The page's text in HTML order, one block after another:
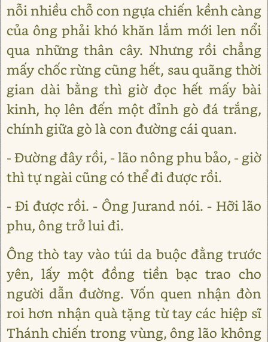
nỗi nhiều chỗ con ngựa chiến kềnh càng
của ông phải khó khăn lắm mới len nổi
qua những thân cây. Nhưng rồi chẳng
mấy chốc rừng cũng hết, sau quãng thời
gian dài bằng thì giờ đọc hết mấy bài
kinh, họ lên đến một đỉnh gò đá trắng,
chính giữa gò là con đường cái quan.
- Đường đây rồi, - lão nông phu bảo, - giờ
thì tự ngài cũng có thể đi được rồi.
- Đi được rồi. - Ông Jurand nói. - Hỡi lão
phu, ông trở lui đi.
Ông thò tay vào túi da buộc đằng trước
yên, lấy một đồng tiền bạc trao cho
người dẫn đường. Vốn quen nhận đòn
roi hơn nhận quà tặng từ tay các hiệp sĩ
Thánh chiến trong vùng, ông lão không